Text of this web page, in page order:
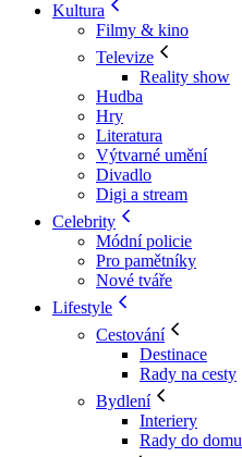
Kultura
Filmy & kino
Televize
Reality show
Hudba
Hry
Literatura
Výtvarné umění
Divadlo
Digi a stream
Celebrity
Módní policie
Pro pamětníky
Nové tváře
Lifestyle
Cestování
Destinace
Rady na cesty
Bydlení
Interiery
Rady do domu